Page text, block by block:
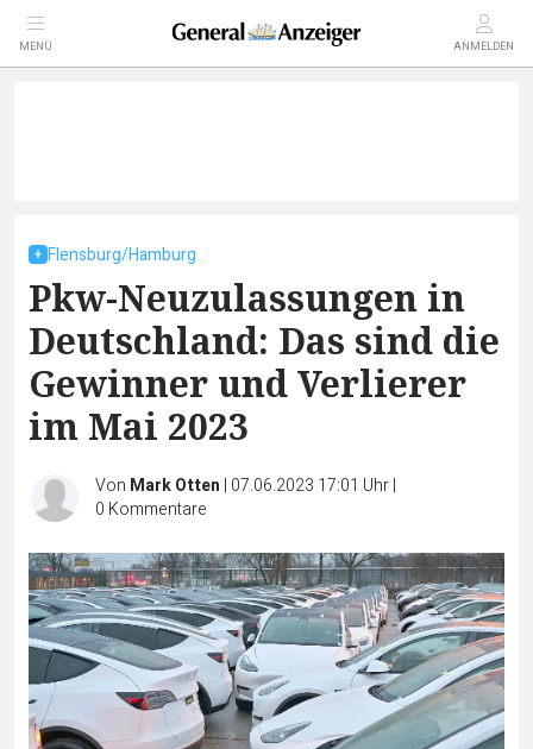
MENÜ ANMELDEN
Flensburg/Hamburg
Pkw-Neuzulassungen in
Deutschland: Das sind die
Gewinner und Verlierer
im Mai 2023
Von Mark Otten | 07.06.2023 17:01 Uhr|
0 Kommentare